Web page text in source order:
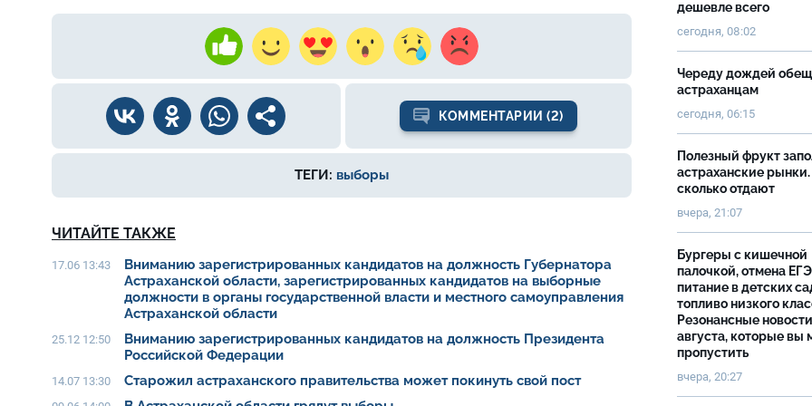
КОММЕНТАРИИ (2)
ТЕГИ: выборы
ЧИТАЙТЕ ТАКЖЕ
17.06 13:43
Вниманию зарегистрированных кандидатов на должность Губернатора
Астраханской области, зарегистрированных кандидатов на выборные
должности в органы государственной власти и местного самоуправления
Астраханской области
25.12 12:50
Вниманию зарегистрированных кандидатов на должность Президента
Российской Федерации
14.07 13:30 Старожил астраханского правительства может покинуть свой пост
дешевле всего
сегодня, 08:02
Череду дождей
астраханцам
сегодня, 06:15
Полезный фрукт
астраханские рынки.
сколько отдают
вчера, 21:07
Бургеры с кишечной
палочкой, отмена
питание в детских
топливо низкого
Резонансные
августа, которые вы
пропустить
вчера, 20:27